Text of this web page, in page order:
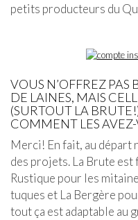
petits producteurs du
VOUS N’OFFREZ
DE LAINES, MAIS
(SURTOUT LA
COMMENT LES
Merci! En fait, au
des projets. La Brute est
Rustique pour les
tuques et La Bergère
tout ça est adaptable au